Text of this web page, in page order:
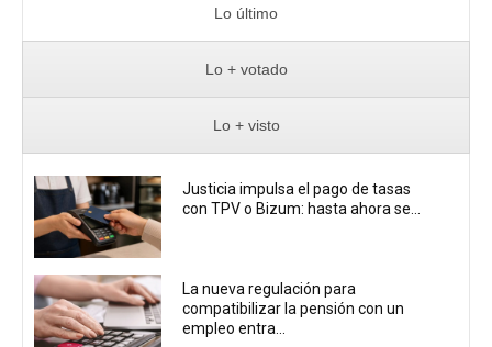
Lo último
Lo + votado
Lo + visto
Justicia impulsa el pago de tasas
con TPV o Bizum: hasta ahora se...
La nueva regulación para
compatibilizar la pensión con un
empleo entra...